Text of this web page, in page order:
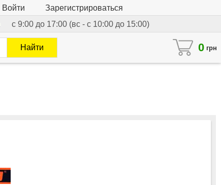
Войти
Зарегистрироваться
с 9:00 до 17:00 (вс - с 10:00 до 15:00)
0 грн
Найти